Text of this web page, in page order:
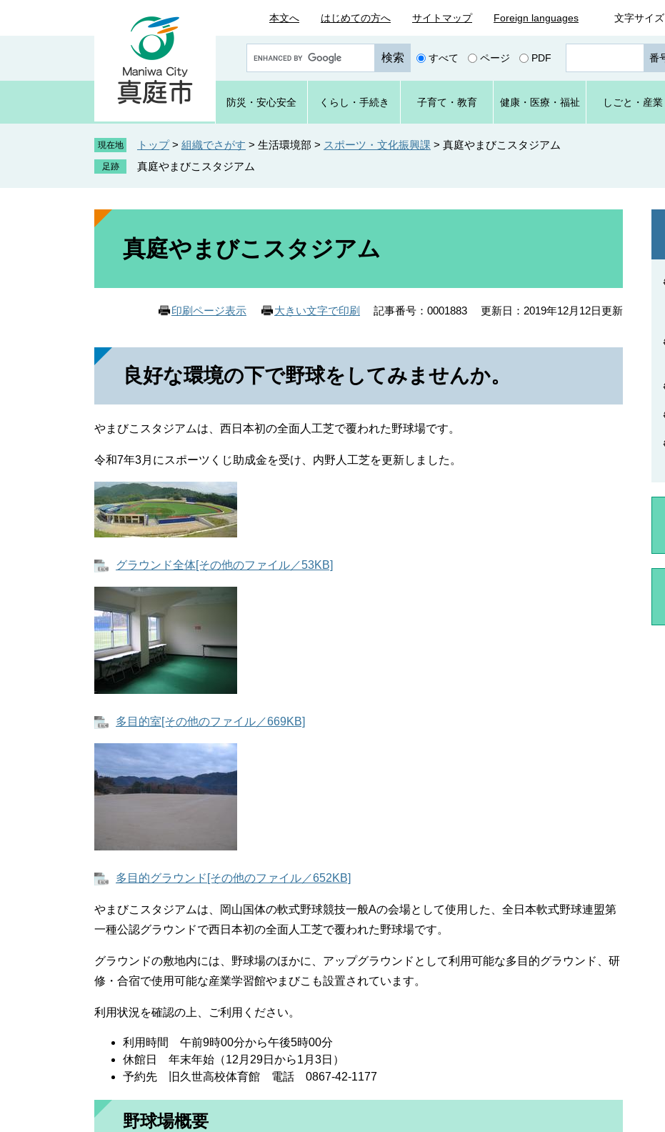
本文へ はじめての方へ サイトマップ Foreign languages 文字サイズ
o
e
カ
タ
すべて ページ PDF
ジ
番
号
を
防災・ 安心安全 くらし ・手続き 子育て ・教育 健康・ 医療・ 福祉 しごと ・産業
現在地 トップ > 組織でさがす > 生活環境部 > スポーツ・文化振興課 > 真庭やまびこスタジアム
真庭やまびこスタジアム
本
真庭やまびこスタジアム
印刷ページ表示 大きい文字で印刷 記事番号：0001883 更新日：2019年12月12日更新
良好な環境の下で野球をしてみませんか。
やまびこスタジアムは、西日本初の全面人工芝で覆われた野球場です。
令和7年3月にスポーツくじ助成金を受け、内野人工芝を更新しました。
グラウンド全体[その他のファイル／53KB]
多目的室[その他のファイル／669KB]
多目的グラウンド[その他のファイル／652KB]
やまびこスタジアムは、岡山国体の軟式野球競技一般Aの会場として使用した、全日本軟式野球連盟第
一種公認グラウンドで西日本初の全面人工芝で覆われた野球場です。
グラウンドの敷地内には、野球場のほかに、アップグラウンドとして利用可能な多目的グラウンド、研
修・合宿で使用可能な産業学習館やまびこも設置されています。
利用状況を確認の上、ご利用ください。
利用時間 午前9時00分から午後5時00分
休館日 年末年始（12月29日から1月3日）
予約先 旧久世高校体育館 電話 0867-42-1177
野球場概要